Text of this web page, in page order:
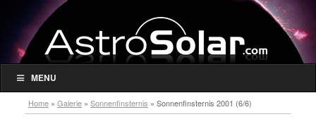
MENU
Home » Galerie » Sonnenfinsternis » Sonnenfinsternis 2001 (6/6)